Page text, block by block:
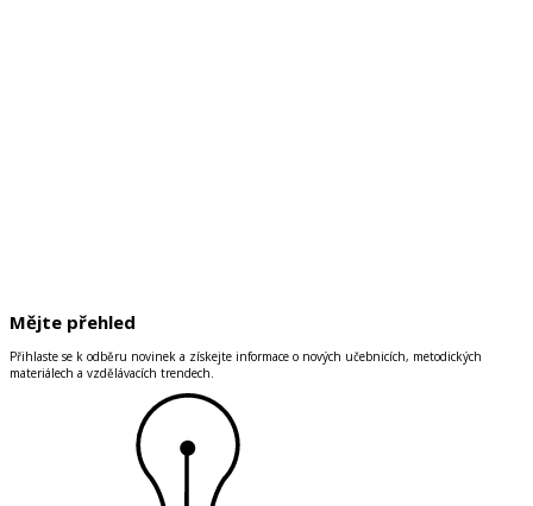
Mějte přehled
Přihlaste se k odběru novinek a získejte informace o nových učebnicích, metodických
materiálech a vzdělávacích trendech.